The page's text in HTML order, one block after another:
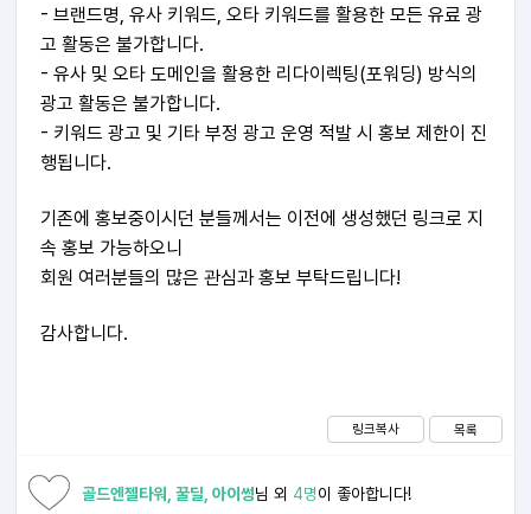
- 브랜드명, 유사 키워드, 오타 키워드를 활용한 모든 유료 광
고 활동은 불가합니다.
- 유사 및 오타 도메인을 활용한 리다이렉팅(포워딩) 방식의
광고 활동은 불가합니다.
- 키워드 광고 및 기타 부정 광고 운영 적발 시 홍보 제한이 진
행됩니다.
기존에 홍보중이시던 분들께서는 이전에 생성했던 링크로 지
속 홍보 가능하오니
회원 여러분들의 많은 관심과 홍보 부탁드립니다!
감사합니다.
링크복사 목록
골드엔젤타워, 꿀딜, 아이썽님 외 4명이 좋아합니다!